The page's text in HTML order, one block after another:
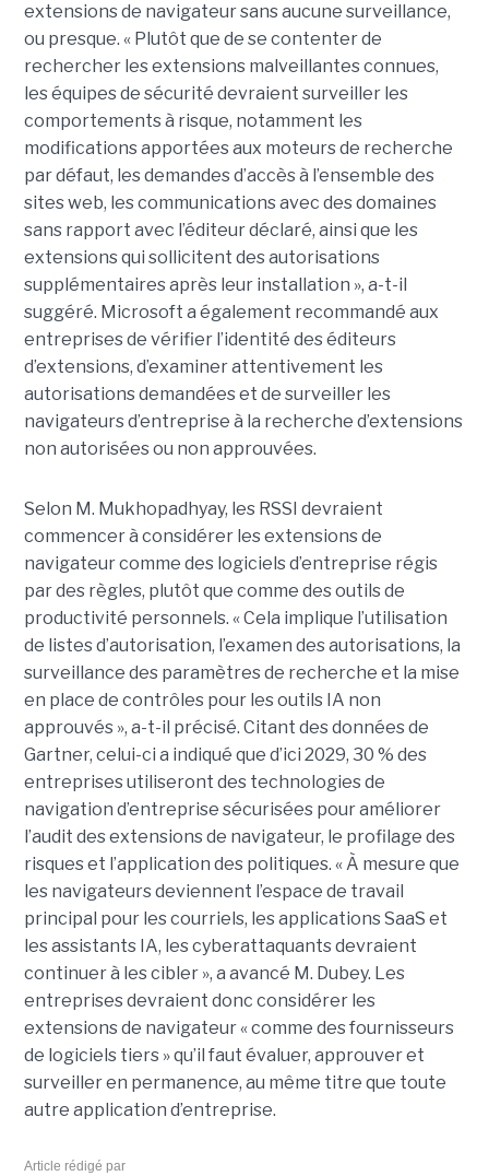
extensions de navigateur sans aucune surveillance,
ou presque. « Plutôt que de se contenter de
rechercher les extensions malveillantes connues,
les équipes de sécurité devraient surveiller les
comportements à risque, notamment les
modifications apportées aux moteurs de recherche
par défaut, les demandes d’accès à l’ensemble des
sites web, les communications avec des domaines
sans rapport avec l’éditeur déclaré, ainsi que les
extensions qui sollicitent des autorisations
supplémentaires après leur installation », a-t-il
suggéré. Microsoft a également recommandé aux
entreprises de vérifier l’identité des éditeurs
d’extensions, d’examiner attentivement les
autorisations demandées et de surveiller les
navigateurs d’entreprise à la recherche d’extensions
non autorisées ou non approuvées.
Selon M. Mukhopadhyay, les RSSI devraient
commencer à considérer les extensions de
navigateur comme des logiciels d’entreprise régis
par des règles, plutôt que comme des outils de
productivité personnels. « Cela implique l’utilisation
de listes d’autorisation, l’examen des autorisations, la
surveillance des paramètres de recherche et la mise
en place de contrôles pour les outils IA non
approuvés », a-t-il précisé. Citant des données de
Gartner, celui-ci a indiqué que d’ici 2029, 30 % des
entreprises utiliseront des technologies de
navigation d’entreprise sécurisées pour améliorer
l’audit des extensions de navigateur, le profilage des
risques et l’application des politiques. « À mesure que
les navigateurs deviennent l’espace de travail
principal pour les courriels, les applications SaaS et
les assistants IA, les cyberattaquants devraient
continuer à les cibler », a avancé M. Dubey. Les
entreprises devraient donc considérer les
extensions de navigateur « comme des fournisseurs
de logiciels tiers » qu’il faut évaluer, approuver et
surveiller en permanence, au même titre que toute
autre application d’entreprise.
Article rédigé par